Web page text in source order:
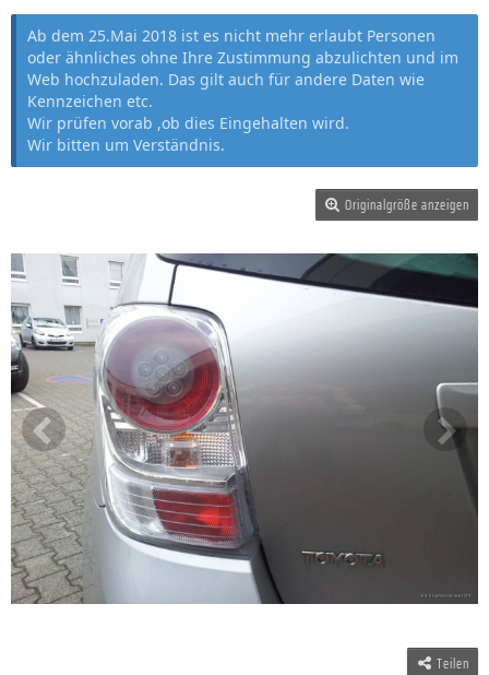
Ab dem 25.Mai 2018 ist es nicht mehr erlaubt Personen
oder ähnliches ohne Ihre Zustimmung abzulichten und im
Web hochzuladen. Das gilt auch für andere Daten wie
Kennzeichen etc.
Wir prüfen vorab ,ob dies Eingehalten wird.
Wir bitten um Verständnis.
Originalgröße anzeigen
Teilen